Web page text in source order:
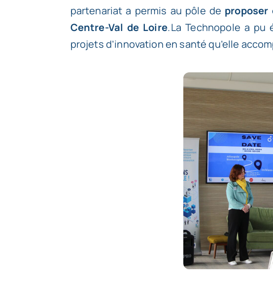
partenariat a permis au pôle de
Centre-Val de Loire. La Technopole a pu
projets d’innovation en santé qu’elle